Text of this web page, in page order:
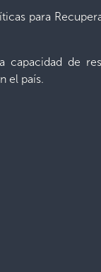
para
capacidad de
el país.